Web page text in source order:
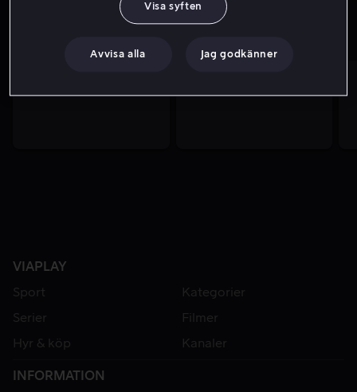
VIAPLAY
Sport
Kategorier
Serier
Filmer
Hyr & köp
Kanaler
INFORMATION
Visa syften
Avvisa alla Jag godkänner